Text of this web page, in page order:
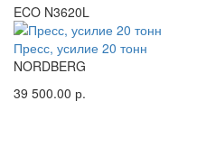
ECO N3620L
Пресс, усилие 20 тонн
NORDBERG
39 500.00 р.